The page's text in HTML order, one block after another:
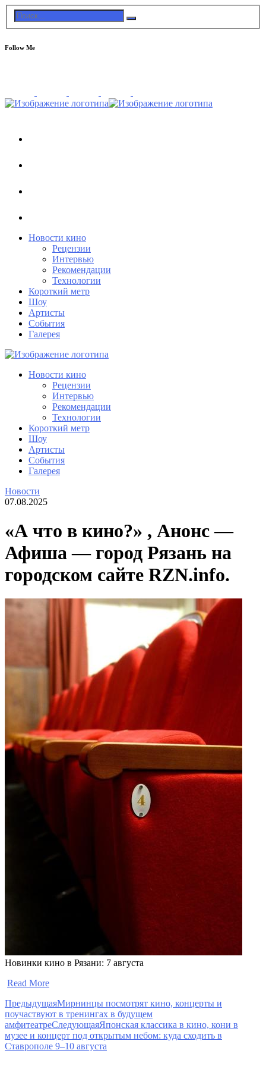
Follow Me
Новости кино
Рецензии
Интервью
Рекомендации
Технологии
Короткий метр
Шоу
Артисты
События
Галерея
Новости кино
Рецензии
Интервью
Рекомендации
Технологии
Короткий метр
Шоу
Артисты
События
Галерея
Новости
07.08.2025
«А что в кино?» , Анонс —
Афиша — город Рязань на
городском сайте RZN.info.
Новинки кино в Рязани: 7 августа
Read More
ПредыдущаяМирнинцы посмотрят кино, концерты и
поучаствуют в тренингах в будущем
амфитеатреСледующаяЯпонская классика в кино, кони в
музее и концерт под открытым небом: куда сходить в
Ставрополе 9–10 августа